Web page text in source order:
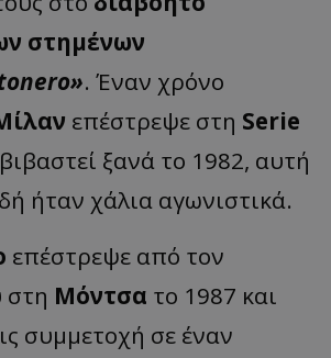
στημένων
. Έναν χρόνο
επέστρεψε στη Serie
ξανά το 1982, αυτή
ήταν χάλια αγωνιστικά.
επέστρεψε από τον
στη Μόντσα το 1987 και
συμμετοχή σε έναν